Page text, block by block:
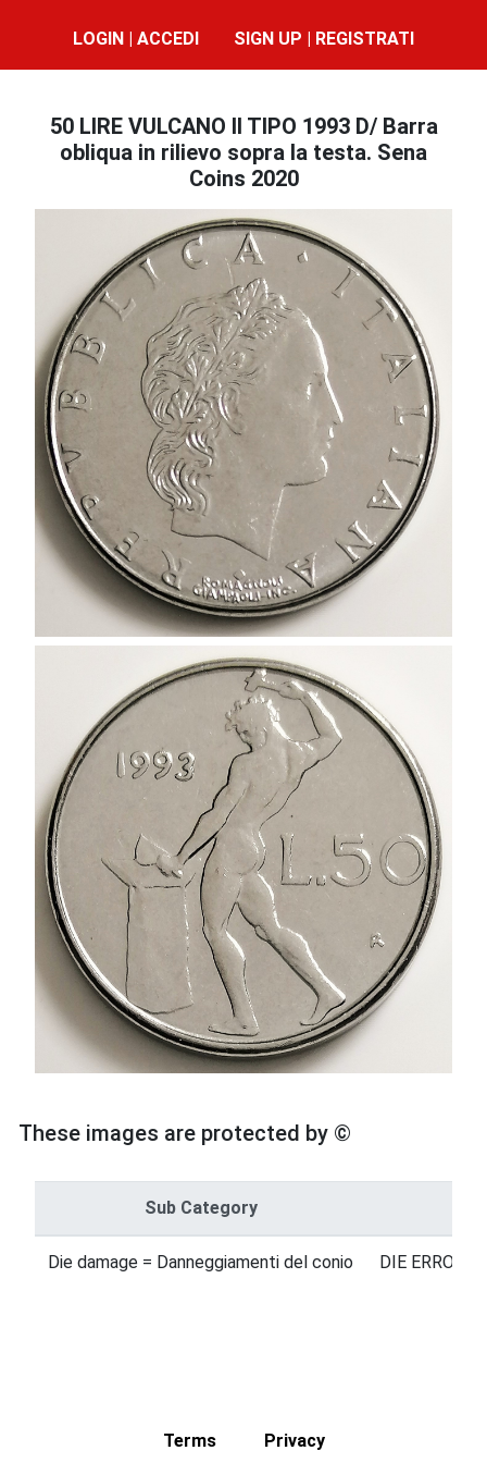
LOGIN | ACCEDI SIGN UP | REGISTRATI
50 LIRE VULCANO II TIPO 1993 D/ Barra
obliqua in rilievo sopra la testa. Sena
Coins 2020
These images are protected by ©
Sub Category
Die damage = Danneggiamenti del conio DIE ERRORS
Terms Privacy